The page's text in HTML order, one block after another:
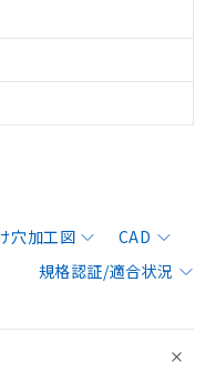
穴加工図
CAD
規格認証/適合状況